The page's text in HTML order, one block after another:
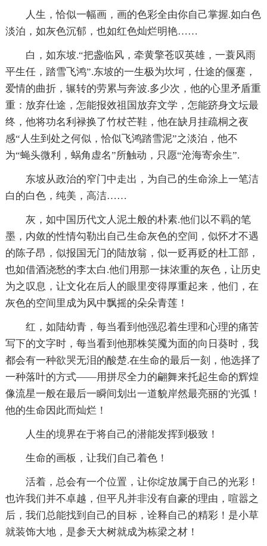
人生，恰似一幅画，画的色彩全由你自己掌握.如白色
淡泊，如灰色沉郁，也如红色灿烂明艳……
白，如东坡.“把盏临风，牵黄擎苍叹英雄，一蓑风雨
平生任，踏雪飞鸿”.东坡的一生极为坎坷，仕途的偃蹇，
爱情的曲折，辗转的劳累与奔波.多少次，他的心里矛盾重
重：放弃仕途，怎能报效祖国放弃文学，怎能跻身文坛最
终，他将功名利禄换了竹杖芒鞋，他在缺月挂疏桐之夜
感“人生到处之何似，恰似飞鸿踏雪泥”之淡泊，他不
为“蝇头微利，蜗角虚名”所触动，只愿“沧海寄余生”.
东坡从政治的窄门中走出，为自己的生命涂上一笔洁
白的白色，纯美，高洁……
灰，如中国历代文人泥土般的朴素.他们以不羁的笔
墨，内敛的性情勾勒出自己生命灰色的空间，似怀才不遇
的陈子昂，似报国无门的陆放翁，似一贬再贬的杜工部，
也如借酒浇愁的李太白.他们用那一抹浓重的灰色，让历史
为之叹息，让文化在后人的眼里变得厚重起来，他们，在
灰色的空间里成为风中飘摇的朵朵青莲！
红，如陆幼青，每当看到他强忍着生理和心理的痛苦
写下的文字时，每当看到他那株笑魇为面的向日葵时，我
都会有一种欲哭无泪的酸楚.在生命的最后一刻，他选择了
一种落叶的方式――用拼尽全力的翩舞来托起生命的辉煌
像流星一般在最后一瞬间划出一道貌岸然最亮丽的'光弧！
他的生命因此而灿烂！
人生的境界在于将自己的潜能发挥到极致！
生命的画板，让我们自己着色！
活着，总会有一个位置，让你绽放属于自己的光彩！
也许我们并不卓越，但平凡并非没有自豪的理由，喧嚣之
后，我们总能找到自己的目标，诠释自己的精彩！是小草
就装饰大地，是参天大树就成为栋梁之材！